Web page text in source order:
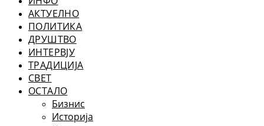
АКТУЕЛНО
ПОЛИТИКА
ДРУШТВО
ИНТЕРВЈУ
ТРАДИЦИЈА
СВЕТ
ОСТАЛО
Бизнис
Историја